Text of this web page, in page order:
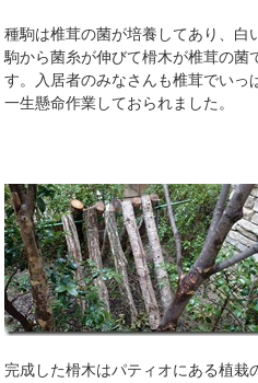
種駒は椎茸の菌が培養してあり、白
駒から菌糸が伸びて榾木が椎茸の菌
す。入居者のみなさんも椎茸でいっ
一生懸命作業しておられました。
完成した榾木はパティオにある植栽